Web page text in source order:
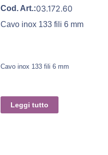
Cod. Art.:03.172.60
Cavo inox 133 fili 6 mm
Cavo inox 133 fili 6 mm
Leggi tutto